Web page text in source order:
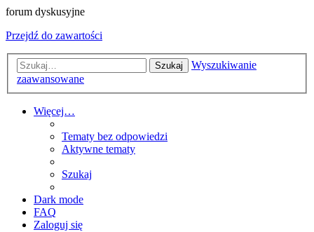
forum dyskusyjne
Przejdź do zawartości
Szukaj
Wyszukiwanie
zaawansowane
Więcej…
Tematy bez odpowiedzi
Aktywne tematy
Szukaj
Dark mode
FAQ
Zaloguj się